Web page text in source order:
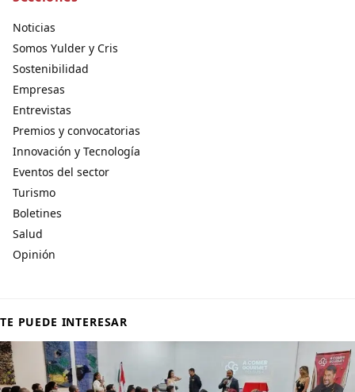
Noticias
Somos Yulder y Cris
Sostenibilidad
Empresas
Entrevistas
Premios y convocatorias
Innovación y Tecnología
Eventos del sector
Turismo
Boletines
Salud
Opinión
TE PUEDE INTERESAR